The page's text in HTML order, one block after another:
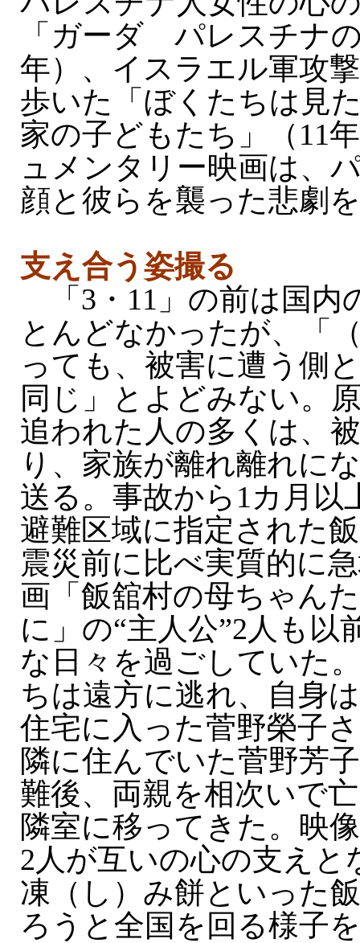
「ガーダ パレスチナ
年）、イスラエル軍攻
歩いた「ぼくたちは見
家の子どもたち」（11
ュメンタリー映画は、
顔と彼らを襲った悲劇
支え合う姿撮る
「3・11」の前は国内
とんどなかったが、「
っても、被害に遭う側
同じ」とよどみない。
追われた人の多くは、
り、家族が離れ離れに
送る。事故から1カ月以
避難区域に指定された
震災前に比べ実質的に
画「飯舘村の母ちゃん
に」の“主人公”2人も以
な日々を過ごしていた
ちは遠方に逃れ、自身
住宅に入った菅野榮子
隣に住んでいた菅野芳
難後、両親を相次いで
隣室に移ってきた。映
2人が互いの心の支えと
凍（し）み餅といった
ろうと全国を回る様子